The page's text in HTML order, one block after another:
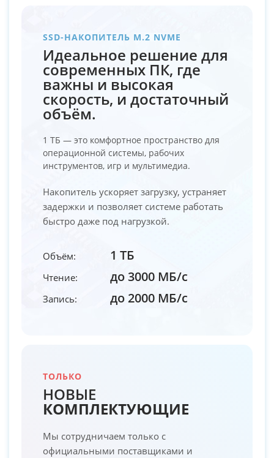
SSD-НАКОПИТЕЛЬ M.2 NVME
Идеальное решение для
современных ПК, где
важны и высокая
скорость, и достаточный
объём.
1 ТБ — это комфортное пространство для
операционной системы, рабочих
инструментов, игр и мультимедиа.
Накопитель ускоряет загрузку, устраняет
задержки и позволяет системе работать
быстро даже под нагрузкой.
Объём: 1 ТБ
Чтение: до 3000 МБ/с
Запись: до 2000 МБ/с
ТОЛЬКО
НОВЫЕ
КОМПЛЕКТУЮЩИЕ
Мы сотрудничаем только с
официальными поставщиками и